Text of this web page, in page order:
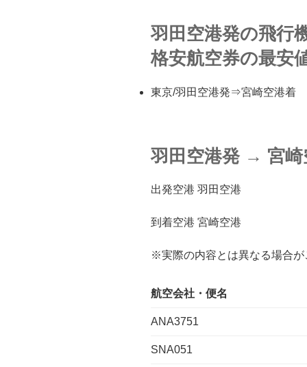
羽田空港発の飛行
格安航空券の最安
東京/羽田空港発⇒宮崎空港着
羽田空港発 → 宮
出発空港 羽田空港
到着空港 宮崎空港
※実際の内容とは異なる場合が
航空会社・便名
ANA3751
SNA051